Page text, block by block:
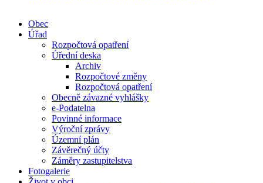
Obec
Úřad
Rozpočtová opatření
Úřední deska
Archiv
Rozpočtové změny
Rozpočtová opatření
Obecně závazné vyhlášky
e-Podatelna
Povinné informace
Výroční zprávy
Územní plán
Závěrečný účty
Záměry zastupitelstva
Fotogalerie